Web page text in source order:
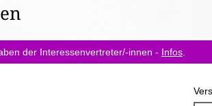
der Interessenvertreter/-innen - Infos